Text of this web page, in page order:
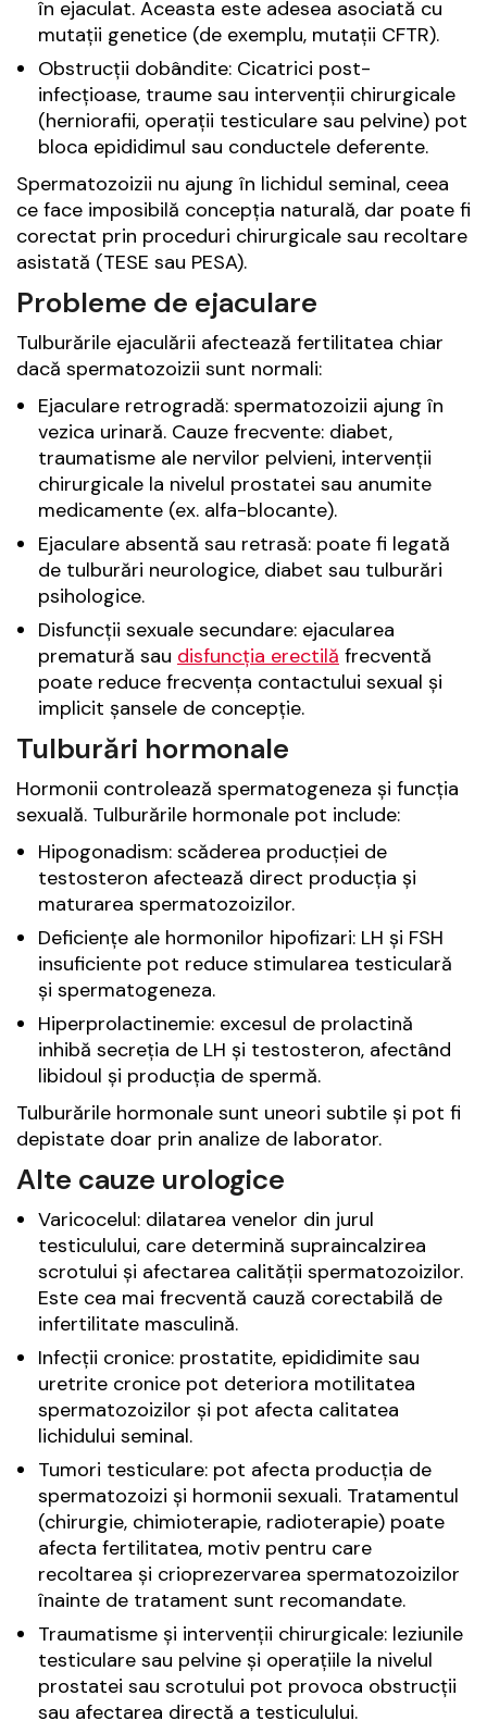
în ejaculat. Aceasta este adesea asociată cu
mutații genetice (de exemplu, mutații CFTR).
Obstrucții dobândite: Cicatrici post-
infecțioase, traume sau intervenții chirurgicale
(herniorafii, operații testiculare sau pelvine) pot
bloca epididimul sau conductele deferente.
Spermatozoizii nu ajung în lichidul seminal, ceea
ce face imposibilă concepția naturală, dar poate fi
corectat prin proceduri chirurgicale sau recoltare
asistată (TESE sau PESA).
Probleme de ejaculare
Tulburările ejaculării afectează fertilitatea chiar
dacă spermatozoizii sunt normali:
Ejaculare retrogradă: spermatozoizii ajung în
vezica urinară. Cauze frecvente: diabet,
traumatisme ale nervilor pelvieni, intervenții
chirurgicale la nivelul prostatei sau anumite
medicamente (ex. alfa-blocante).
Ejaculare absentă sau retrasă: poate fi legată
de tulburări neurologice, diabet sau tulburări
psihologice.
Disfuncții sexuale secundare: ejacularea
prematură sau disfuncția erectilă frecventă
poate reduce frecvența contactului sexual și
implicit șansele de concepție.
Tulburări hormonale
Hormonii controlează spermatogeneza și funcția
sexuală. Tulburările hormonale pot include:
Hipogonadism: scăderea producției de
testosteron afectează direct producția și
maturarea spermatozoizilor.
Deficiențe ale hormonilor hipofizari: LH și FSH
insuficiente pot reduce stimularea testiculară
și spermatogeneza.
Hiperprolactinemie: excesul de prolactină
inhibă secreția de LH și testosteron, afectând
libidoul și producția de spermă.
Tulburările hormonale sunt uneori subtile și pot fi
depistate doar prin analize de laborator.
Alte cauze urologice
Varicocelul: dilatarea venelor din jurul
testiculului, care determină supraincalzirea
scrotului și afectarea calității spermatozoizilor.
Este cea mai frecventă cauză corectabilă de
infertilitate masculină.
Infecții cronice: prostatite, epididimite sau
uretrite cronice pot deteriora motilitatea
spermatozoizilor și pot afecta calitatea
lichidului seminal.
Tumori testiculare: pot afecta producția de
spermatozoizi și hormonii sexuali. Tratamentul
(chirurgie, chimioterapie, radioterapie) poate
afecta fertilitatea, motiv pentru care
recoltarea și crioprezervarea spermatozoizilor
înainte de tratament sunt recomandate.
Traumatisme și intervenții chirurgicale: leziunile
testiculare sau pelvine și operațiile la nivelul
prostatei sau scrotului pot provoca obstrucții
sau afectarea directă a testiculului.